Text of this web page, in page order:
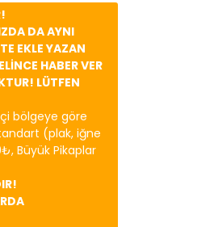
DA AYNI
EKLE YAZAN
HABER VER
LÜTFEN
bölgeye göre
(plak, iğne
Büyük Pikaplar